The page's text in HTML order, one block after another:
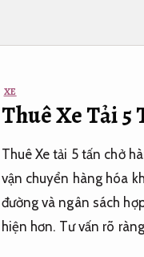
XE
Thuê Xe Tải 5
Thuê Xe tải 5 tấn chở
vận chuyển hàng hóa
đường và ngân sách
hiện hơn. Tư vấn rõ